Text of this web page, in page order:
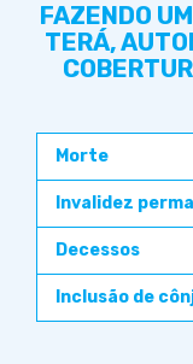
FAZENDO
TERÁ,
Morte
Invalidez
Decessos
Inclusão de